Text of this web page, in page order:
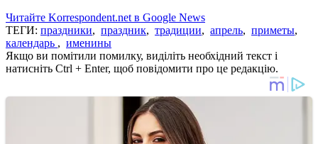
Читайте Korrespondent.net в Google News
ТЕГИ: праздники, праздник, традиции, апрель, приметы,
календарь , именины
Якщо ви помітили помилку, виділіть необхідний текст і
натисніть Ctrl + Enter, щоб повідомити про це редакцію.